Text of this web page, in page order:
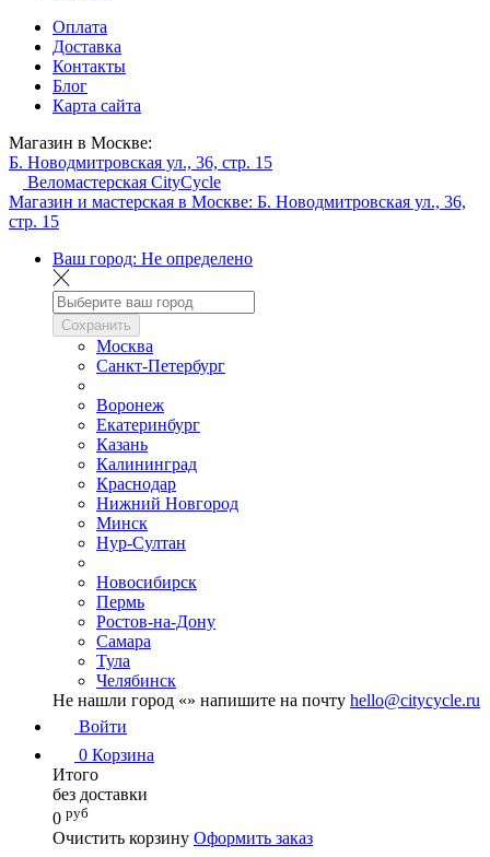
Оплата
Доставка
Контакты
Блог
Карта сайта
Магазин в Москве:
Б. Новодмитровская ул., 36, стр. 15
Веломастерская CityCycle
Магазин и мастерская в Москве: Б. Новодмитровская ул., 36,
стр. 15
Ваш город: Не определено
Сохранить
Москва
Санкт-Петербург
Воронеж
Екатеринбург
Казань
Калининград
Краснодар
Нижний Новгород
Минск
Нур-Султан
Новосибирск
Пермь
Ростов-на-Дону
Самара
Тула
Челябинск
Не нашли город «» напишите на почту hello@citycycle.ru
Войти
0 Корзина
Итого
без доставки
0 руб
Очистить корзину Оформить заказ